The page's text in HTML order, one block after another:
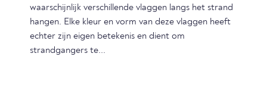
waarschijnlijk verschillende vlaggen langs het strand
hangen. Elke kleur en vorm van deze vlaggen heeft
echter zijn eigen betekenis en dient om
strandgangers te...